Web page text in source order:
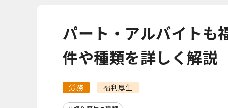
パート・アルバイトも
件や種類を詳しく解説
労務 福利厚生